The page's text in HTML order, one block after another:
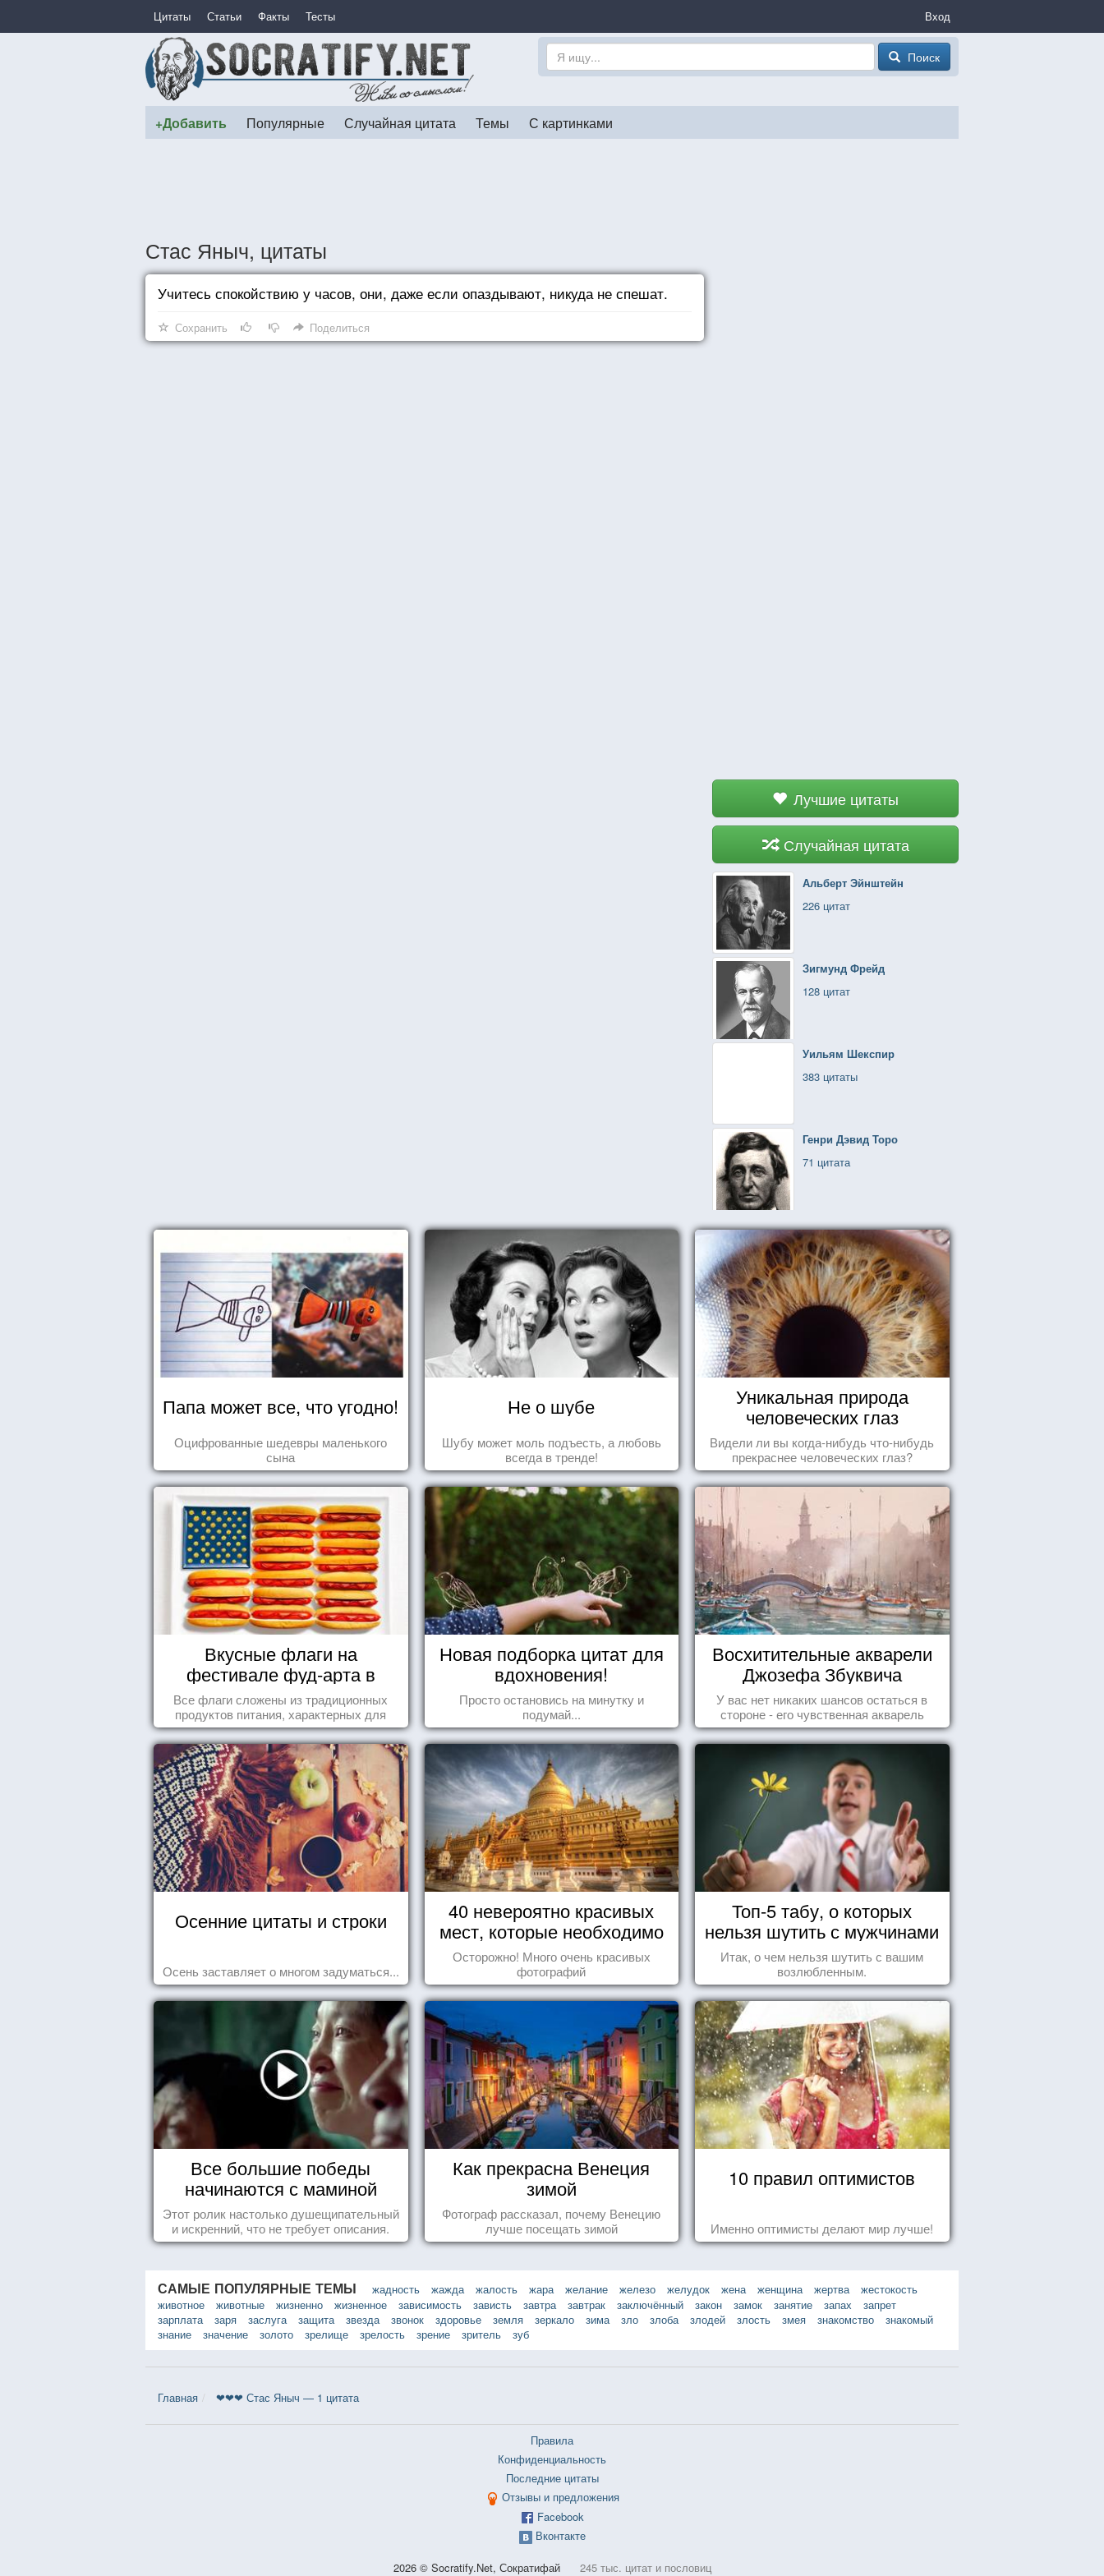
Цитаты Статьи Факты Тесты Вход
Поиск
+Добавить Популярные Случайная цитата Темы С картинками
Стас Яныч, цитаты
Лучшие цитаты
Случайная цитата
Альберт Эйнштейн
226 цитат
Зигмунд Фрейд
128 цитат
Уильям Шекспир
383 цитаты
Генри Дэвид Торо
71 цитата
Учитесь спокойствию у часов, они, даже если опаздывают, никуда не спешат.
Сохранить Поделиться
Папа может все, что угодно!
Оцифрованные шедевры маленького
сына
Не о шубе
Шубу может моль подъесть, а любовь
всегда в тренде!
Уникальная природа
человеческих глаз
Видели ли вы когда-нибудь что-нибудь
прекраснее человеческих глаз?
Вкусные флаги на
фестивале фуд-арта в
Сиднее
Все флаги сложены из традиционных
продуктов питания, характерных для
этих стран.
Новая подборка цитат для
вдохновения!
Просто остановись на минутку и
подумай...
Восхитительные акварели
Джозефа Збуквича
У вас нет никаких шансов остаться в
стороне - его чувственная акварель
покорила жителей всего мира.
Осенние цитаты и строки
Осень заставляет о многом задуматься...
40 невероятно красивых
мест, которые необходимо
увидеть пока вы живы
Осторожно! Много очень красивых
фотографий
Топ-5 табу, о которых
нельзя шутить с мужчинами
Итак, о чем нельзя шутить с вашим
возлюбленным.
Все большие победы
начинаются с маминой
колыбели
Этот ролик настолько душещипательный
и искренний, что не требует описания.
Как прекрасна Венеция
зимой
Фотограф рассказал, почему Венецию
лучше посещать зимой
10 правил оптимистов
Именно оптимисты делают мир лучше!
САМЫЕ ПОПУЛЯРНЫЕ ТЕМЫ жадность жажда жалость жара желание железо желудок жена женщина жертва
жестокость
животное
животные жизненно жизненное зависимость зависть завтра завтрак заключённый закон замок занятие запах
запрет
зарплата
заря заслуга защита звезда звонок здоровье земля зеркало зима зло злоба злодей злость змея знакомство
знакомый
знание
значение золото зрелище зрелость зрение зритель зуб
Главная ❤❤❤ Стас Яныч — 1 цитата
Правила
Конфиденциальность
Последние цитаты
Отзывы и предложения
Facebook
Вконтакте
2026 © Socratify.Net, Сократифай 245 тыс. цитат и пословиц